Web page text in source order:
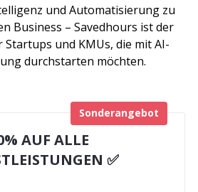
und Automatisierung zu
Business – Savedhours ist der
und KMUs, die mit AI-
durchstarten möchten.
AUF ALLE
✅
Sonderangebot